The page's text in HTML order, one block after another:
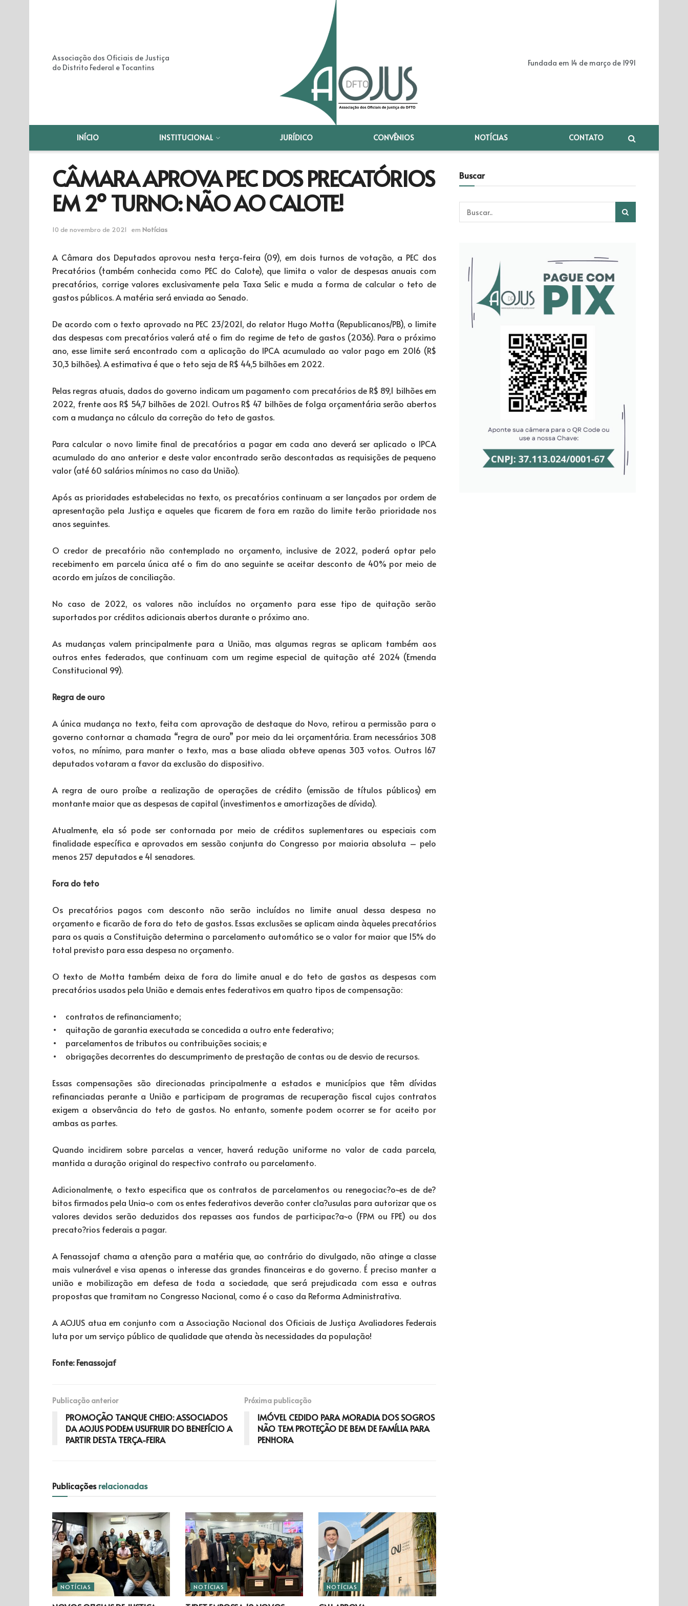
Associação dos Oficiais de Justiça
do Distrito Federal e Tocantins
Fundada em 14 de março de 1991
INÍCIO INSTITUCIONAL JURÍDICO CONVÊNIOS NOTÍCIAS CONTATO
CÂMARA APROVA PEC DOS PRECATÓRIOS
EM 2º TURNO: NÃO AO CALOTE!
10 de novembro de 2021 em Notícias
A Câmara dos Deputados aprovou nesta terça-feira (09), em dois turnos de votação, a PEC dos
Precatórios (também conhecida como PEC do Calote), que limita o valor de despesas anuais com
precatórios, corrige valores exclusivamente pela Taxa Selic e muda a forma de calcular o teto de
gastos públicos. A matéria será enviada ao Senado.
De acordo com o texto aprovado na PEC 23/2021, do relator Hugo Motta (Republicanos/PB), o limite
das despesas com precatórios valerá até o fim do regime de teto de gastos (2036). Para o próximo
ano, esse limite será encontrado com a aplicação do IPCA acumulado ao valor pago em 2016 (R$
30,3 bilhões). A estimativa é que o teto seja de R$ 44,5 bilhões em 2022.
Pelas regras atuais, dados do governo indicam um pagamento com precatórios de R$ 89,1 bilhões em
2022, frente aos R$ 54,7 bilhões de 2021. Outros R$ 47 bilhões de folga orçamentária serão abertos
com a mudança no cálculo da correção do teto de gastos.
Para calcular o novo limite final de precatórios a pagar em cada ano deverá ser aplicado o IPCA
acumulado do ano anterior e deste valor encontrado serão descontadas as requisições de pequeno
valor (até 60 salários mínimos no caso da União).
Após as prioridades estabelecidas no texto, os precatórios continuam a ser lançados por ordem de
apresentação pela Justiça e aqueles que ficarem de fora em razão do limite terão prioridade nos
anos seguintes.
O credor de precatório não contemplado no orçamento, inclusive de 2022, poderá optar pelo
recebimento em parcela única até o fim do ano seguinte se aceitar desconto de 40% por meio de
acordo em juízos de conciliação.
No caso de 2022, os valores não incluídos no orçamento para esse tipo de quitação serão
suportados por créditos adicionais abertos durante o próximo ano.
As mudanças valem principalmente para a União, mas algumas regras se aplicam também aos
outros entes federados, que continuam com um regime especial de quitação até 2024 (Emenda
Constitucional 99).
Regra de ouro
A única mudança no texto, feita com aprovação de destaque do Novo, retirou a permissão para o
governo contornar a chamada “regra de ouro” por meio da lei orçamentária. Eram necessários 308
votos, no mínimo, para manter o texto, mas a base aliada obteve apenas 303 votos. Outros 167
deputados votaram a favor da exclusão do dispositivo.
A regra de ouro proíbe a realização de operações de crédito (emissão de títulos públicos) em
montante maior que as despesas de capital (investimentos e amortizações de dívida).
Atualmente, ela só pode ser contornada por meio de créditos suplementares ou especiais com
finalidade específica e aprovados em sessão conjunta do Congresso por maioria absoluta – pelo
menos 257 deputados e 41 senadores.
Fora do teto
Os precatórios pagos com desconto não serão incluídos no limite anual dessa despesa no
orçamento e ficarão de fora do teto de gastos. Essas exclusões se aplicam ainda àqueles precatórios
para os quais a Constituição determina o parcelamento automático se o valor for maior que 15% do
total previsto para essa despesa no orçamento.
O texto de Motta também deixa de fora do limite anual e do teto de gastos as despesas com
precatórios usados pela União e demais entes federativos em quatro tipos de compensação:
• contratos de refinanciamento;
• quitação de garantia executada se concedida a outro ente federativo;
• parcelamentos de tributos ou contribuições sociais; e
• obrigações decorrentes do descumprimento de prestação de contas ou de desvio de recursos.
Essas compensações são direcionadas principalmente a estados e municípios que têm dívidas
refinanciadas perante a União e participam de programas de recuperação fiscal cujos contratos
exigem a observância do teto de gastos. No entanto, somente podem ocorrer se for aceito por
ambas as partes.
Quando incidirem sobre parcelas a vencer, haverá redução uniforme no valor de cada parcela,
mantida a duração original do respectivo contrato ou parcelamento.
Adicionalmente, o texto especifica que os contratos de parcelamentos ou renegociac?o~es de de?
bitos firmados pela Unia~o com os entes federativos deverão conter cla?usulas para autorizar que os
valores devidos serão deduzidos dos repasses aos fundos de participac?a~o (FPM ou FPE) ou dos
precato?rios federais a pagar.
A Fenassojaf chama a atenção para a matéria que, ao contrário do divulgado, não atinge a classe
mais vulnerável e visa apenas o interesse das grandes financeiras e do governo. É preciso manter a
união e mobilização em defesa de toda a sociedade, que será prejudicada com essa e outras
propostas que tramitam no Congresso Nacional, como é o caso da Reforma Administrativa.
A AOJUS atua em conjunto com a Associação Nacional dos Oficiais de Justiça Avaliadores Federais
luta por um serviço público de qualidade que atenda às necessidades da população!
Fonte: Fenassojaf
Publicação anterior
PROMOÇÃO TANQUE CHEIO: ASSOCIADOS
DA AOJUS PODEM USUFRUIR DO BENEFÍCIO A
PARTIR DESTA TERÇA-FEIRA
Próxima publicação
IMÓVEL CEDIDO PARA MORADIA DOS SOGROS
NÃO TEM PROTEÇÃO DE BEM DE FAMÍLIA PARA
PENHORA
Publicaçõesrelacionadas
NOTÍCIAS NOTÍCIAS NOTÍCIAS
Buscar